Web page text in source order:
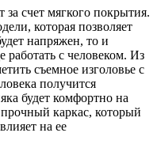
счет мягкого покрытия.
которая позволяет
напряжен, то и
работать с человеком. Из
съемное изголовье с
получится
будет комфортно на
каркас, который
на ее